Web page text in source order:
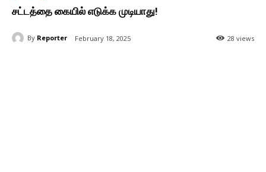
சட்டத்தை கையில் எடுக்க முடியாது!
28 views
By Reporter February 18, 2025